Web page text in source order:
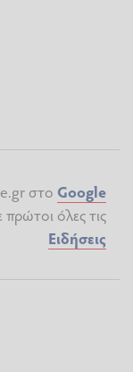
στο Google
πρώτοι όλες τις
Ειδήσεις